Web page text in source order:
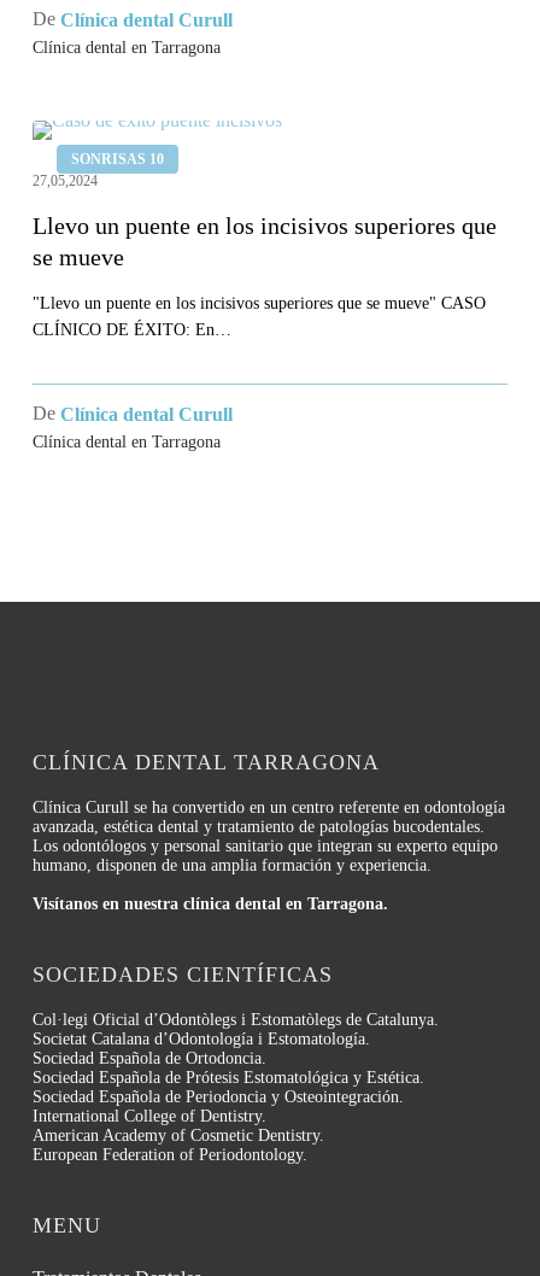
la
estética
sonrisa
De Clínica dental Curull
Clínica dental en Tarragona
SONRISAS 10
Llevo
en
los
incisivos
superiores
se
mueve
27,05,2024
Llevo un puente en los incisivos superiores que
se mueve
"Llevo un puente en los incisivos superiores que se mueve" CASO
CLÍNICO DE ÉXITO: En…
De Clínica dental Curull
Clínica dental en Tarragona
CLÍNICA DENTAL TARRAGONA
Clínica Curull se ha convertido en un centro referente en odontología
avanzada, estética dental y tratamiento de patologías bucodentales.
Los odontólogos y personal sanitario que integran su experto equipo
humano, disponen de una amplia formación y experiencia.
Visítanos en nuestra clínica dental en Tarragona.
SOCIEDADES CIENTÍFICAS
Col·legi Oficial d’Odontòlegs i Estomatòlegs de Catalunya.
Societat Catalana d’Odontología i Estomatología.
Sociedad Española de Ortodoncia.
Sociedad Española de Prótesis Estomatológica y Estética.
Sociedad Española de Periodoncia y Osteointegración.
International College of Dentistry.
American Academy of Cosmetic Dentistry.
European Federation of Periodontology.
MENU